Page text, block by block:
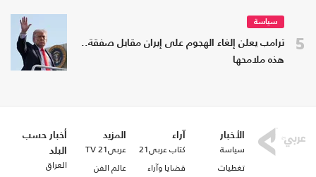
5
سياسة
ترامب يعلن إلغاء الهجوم على إيران مقابل صفقة..
هذه ملامحها
الأخبار
سياسة
تغطيات
آراء
كتاب عربي21
قضايا وآراء
المزيد
عربي21 TV
عالم الفن
أخبار حسب
البلد
العراق